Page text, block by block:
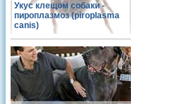
Укус клещом собаки -
пироплазмоз (piroplasma
canis)